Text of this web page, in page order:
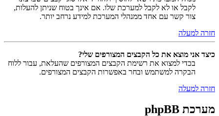
לקבל או לא לקבל למערכת שלו. אם אינך בטוח שניתן להעלות,
צור קשר עם אחד ממנהלי המערכת למידע נרחב יותר.
חזרה למעלה
כיצד אני מוצא את כל הקבצים המצורפים שלי?
בכדי למצוא את רשימת הקבצים המצורפים שהעלאת, עבור ללוח
הבקרה למשתמש ובחר באפשרות הקבצים המצורפים.
חזרה למעלה
מערכת phpBB